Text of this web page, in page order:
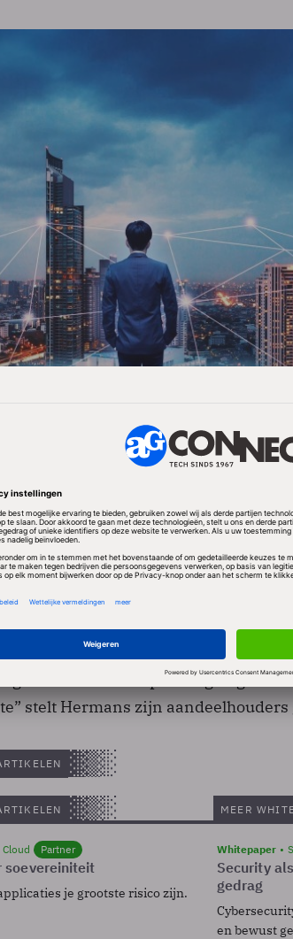
voor 2009 wil de directie niet
bedrijf goed is gepositoneerd,
return on investment bij de klanten.
naar onze ERP-oplossingen
stelt Hermans zijn aandeelhouders
Partner
soevereiniteit
je grootste risico zijn.
MEER
Whitepaper
Security
gedrag
en bewust